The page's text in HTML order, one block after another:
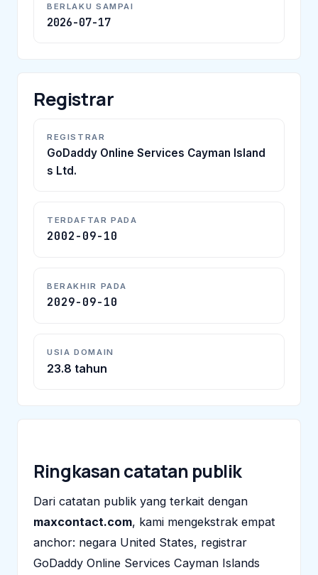
BERLAKU SAMPAI
2026-07-17
Registrar
REGISTRAR
GoDaddy Online Services Cayman Island
s Ltd.
TERDAFTAR PADA
2002-09-10
BERAKHIR PADA
2029-09-10
USIA DOMAIN
23.8 tahun
Ringkasan catatan publik
Dari catatan publik yang terkait dengan
maxcontact.com, kami mengekstrak empat
anchor: negara United States, registrar
GoDaddy Online Services Cayman Islands